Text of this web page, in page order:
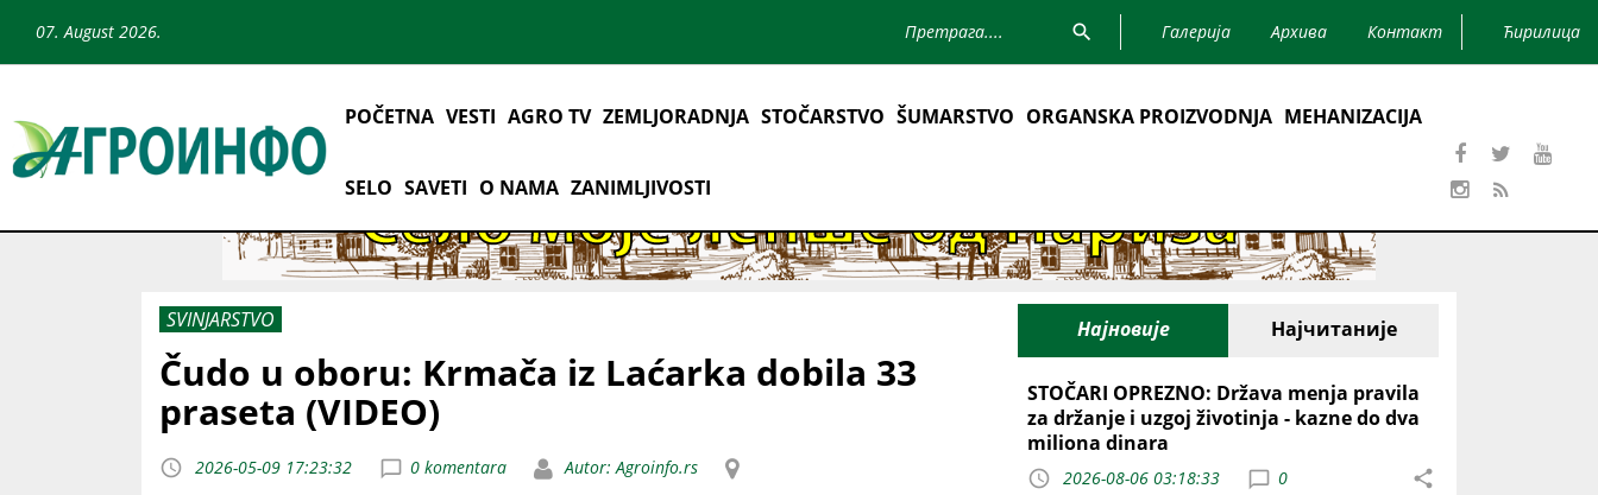
07. August 2026. Галерија Архива Контакт Ћирилица
POČETNA VESTI AGRO TV ZEMLJORADNJA STOČARSTVO ŠUMARSTVO ORGANSKA PROIZVODNJA MEHANIZACIJA
SELO SAVETI O NAMA ZANIMLJIVOSTI
SVINJARSTVO
Čudo u oboru: Krmača iz Laćarka dobila 33
praseta (VIDEO)
2026-05-09 17:23:32 0 komentara Autor: Agroinfo.rs
Најновије Најчитаније
STOČARI OPREZNO: Država menja pravila
za držanje i uzgoj životinja - kazne do dva
miliona dinara
2026-08-06 03:18:33 0